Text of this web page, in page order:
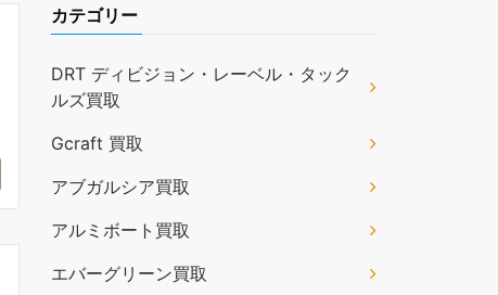
カテゴリー
DRT ディビジョン・レーベル・タック
ルズ買取
Gcraft 買取
アブガルシア買取
アルミボート買取
エバーグリーン買取